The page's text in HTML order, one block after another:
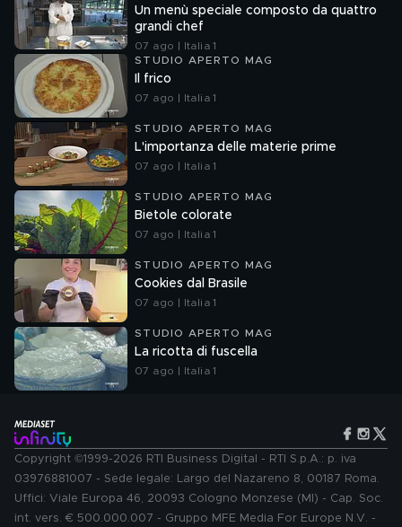
Un menù speciale composto da quattro
grandi chef
07 ago | Italia 1
STUDIO APERTO MAG
Il frico
07 ago | Italia 1
STUDIO APERTO MAG
L'importanza delle materie prime
07 ago | Italia 1
STUDIO APERTO MAG
Bietole colorate
07 ago | Italia 1
STUDIO APERTO MAG
Cookies dal Brasile
07 ago | Italia 1
STUDIO APERTO MAG
La ricotta di fuscella
07 ago | Italia 1
Copyright ©1999-2026 RTI Business Digital - RTI S.p.A.: p. iva
03976881007 - Sede legale: Largo del Nazareno 8, 00187 Roma.
Uffici: Viale Europa 46, 20093 Cologno Monzese (MI) - Cap. Soc.
int. vers. € 500.000.007 - Gruppo MFE Media For Europe N.V. -